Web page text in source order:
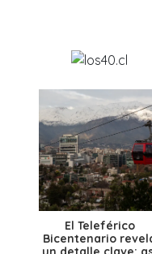
El Teleférico
Bicentenario